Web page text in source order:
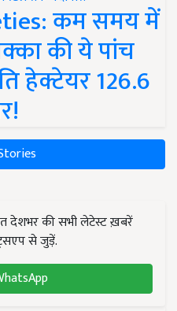
कम समय में
की ये पांच
हेक्टेयर 126.6
देशभर की सभी लेटेस्ट ख़बरें
से जुड़ें.